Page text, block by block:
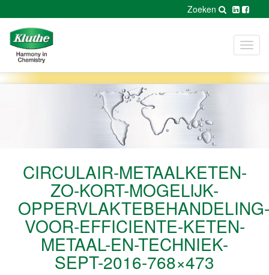
Zoeken
CIRCULAIR-METAALKETEN-
ZO-KORT-MOGELIJK-
OPPERVLAKTEBEHANDELING-
VOOR-EFFICIENTE-KETEN-
METAAL-EN-TECHNIEK-
SEPT-2016-768×473